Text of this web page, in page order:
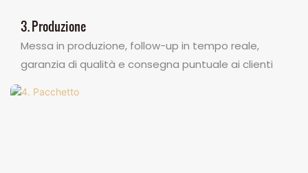
3. Produzione
Messa in produzione, follow-up in tempo reale,
garanzia di qualità e consegna puntuale ai clienti